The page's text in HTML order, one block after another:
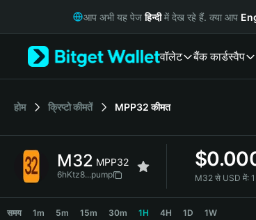
Русский
Italiano
简体中文
繁體中文
Bahasa Indonesia
आप अभी यह पेजहिन्दीमें देख रहे हैं. क्या आप
वॉलेट बैंक कार्डस्वैप
होम क्रिप्टो कीमतें MPP32 कीमत
M32 MPP32
6hKtz8...pump
$
M32 से USD में:
समय 1m 5m 15m 30m 1H 4H 1D 1W